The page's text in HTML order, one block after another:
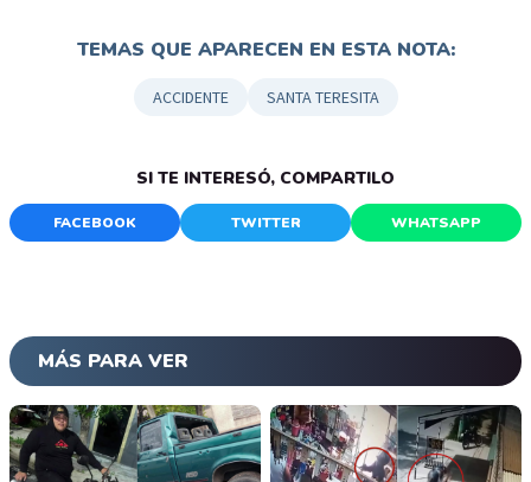
TEMAS QUE APARECEN EN ESTA NOTA:
ACCIDENTE SANTA TERESITA
SI TE INTERESÓ, COMPARTILO
FACEBOOK TWITTER WHATSAPP
MÁS PARA VER